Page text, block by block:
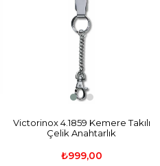
Victorinox 4.1859 Kemere Takılı
Çelik Anahtarlık
₺999,00